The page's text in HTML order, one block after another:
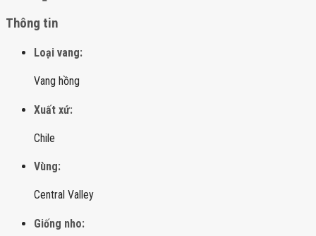
Thông tin
Loại vang:
Vang hồng
Xuất xứ:
Chile
Vùng:
Central Valley
Giống nho: